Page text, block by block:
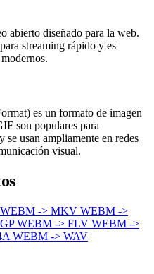
abierto diseñado para la web.
streaming rápido y es
es un formato de imagen
son populares para
se usan ampliamente en redes
visual.
WEBM -> MKV WEBM ->
WEBM -> FLV WEBM ->
WEBM -> WAV